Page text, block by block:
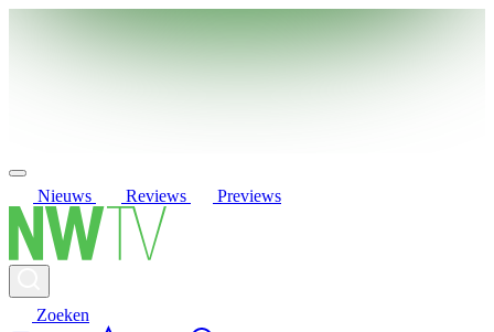
Nieuws Reviews Previews
Zoeken